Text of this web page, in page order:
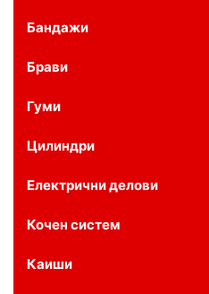
Бандажи
Брави
Гуми
Цилиндри
Електрични делови
Кочен систем
Каиши